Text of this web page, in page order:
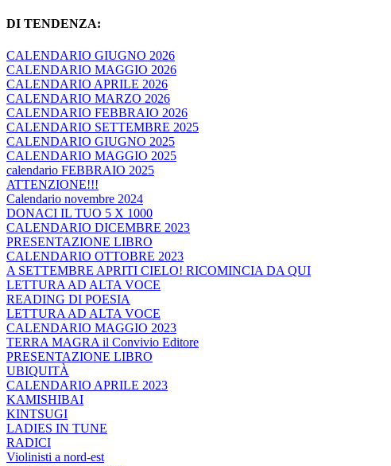
DI TENDENZA:
CALENDARIO GIUGNO 2026
CALENDARIO MAGGIO 2026
CALENDARIO APRILE 2026
CALENDARIO MARZO 2026
CALENDARIO FEBBRAIO 2026
CALENDARIO SETTEMBRE 2025
CALENDARIO GIUGNO 2025
CALENDARIO MAGGIO 2025
calendario FEBBRAIO 2025
ATTENZIONE!!!
Calendario novembre 2024
DONACI IL TUO 5 X 1000
CALENDARIO DICEMBRE 2023
PRESENTAZIONE LIBRO
CALENDARIO OTTOBRE 2023
A SETTEMBRE APRITI CIELO! RICOMINCIA DA QUI
LETTURA AD ALTA VOCE
READING DI POESIA
LETTURA AD ALTA VOCE
CALENDARIO MAGGIO 2023
TERRA MAGRA il Convivio Editore
PRESENTAZIONE LIBRO
UBIQUITÀ
CALENDARIO APRILE 2023
KAMISHIBAI
KINTSUGI
LADIES IN TUNE
RADICI
Violinisti a nord-est